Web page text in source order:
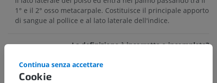
1° e il 2° osso metacarpale. Costituisce il principale apporto
di sangue al pollice e al lato laterale dell'indice.
La definizione è incorretta o incompleta?
Cookie
Continua senza accettare